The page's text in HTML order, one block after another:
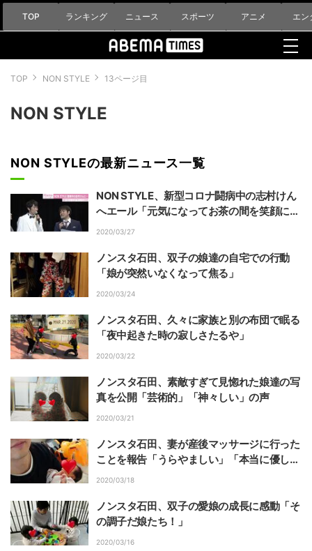
TOP ランキング ニュース スポーツ アニメ エン
TOP NON STYLE 13ページ目
NON STYLE
NON STYLEの最新ニュース一覧
NON STYLE、新型コロナ闘病中の志村けん
へエール「元気になってお茶の間を笑顔にす
るパフォーマンスを見せて欲しい」
2020/03/27
ノンスタ石田、双子の娘達の自宅での行動
「娘が突然いなくなって焦る」
2020/03/24
ノンスタ石田、久々に家族と別の布団で眠る
「夜中起きた時の寂しさたるや」
2020/03/22
ノンスタ石田、素敵すぎて見惚れた娘達の写
真を公開「芸術的」「神々しい」の声
2020/03/21
ノンスタ石田、妻が産後マッサージに行った
ことを報告「うらやましい」「本当に優しい
父ちゃん」の声
2020/03/18
ノンスタ石田、双子の愛娘の成長に感動「そ
の調子だ娘たち！」
2020/03/16